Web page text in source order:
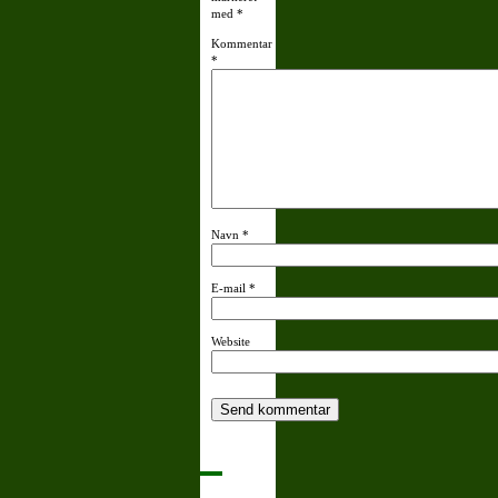
med *
Kommentar
*
Navn *
E-mail *
Website